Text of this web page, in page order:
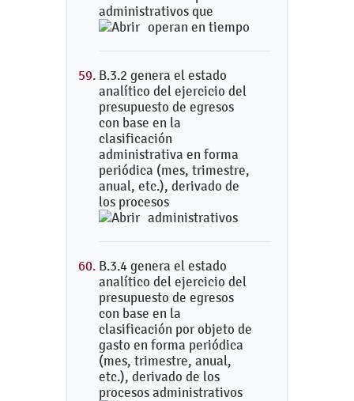
administrativos que
operan en tiempo
B.3.2 genera el estado
analítico del ejercicio del
presupuesto de egresos
con base en la
clasificación
administrativa en forma
periódica (mes, trimestre,
anual, etc.), derivado de
los procesos
administrativos
B.3.4 genera el estado
analítico del ejercicio del
presupuesto de egresos
con base en la
clasificación por objeto de
gasto en forma periódica
(mes, trimestre, anual,
etc.), derivado de los
procesos administrativos